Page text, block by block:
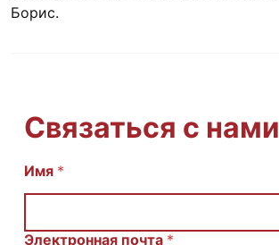
Борис.
Связаться с нами
Имя *
E
lЭлектронная почта *